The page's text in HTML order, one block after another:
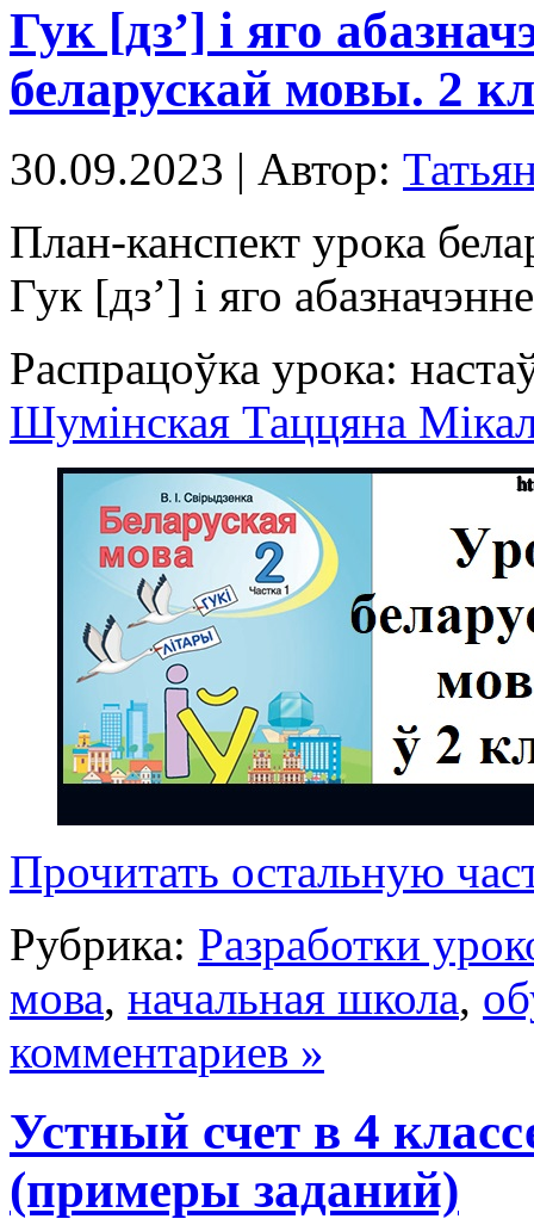
Гук [дз’] і яго
беларускай мовы. 2
30.09.2023 | Автор:
План-канспект урока
Гук [дз’] і яго
Распрацоўка урока:
Шумінская Таццяна
Прочитать остальную
Рубрика: Разработки
мова, начальная школа,
комментариев »
Устный счет в 4
(примеры заданий)